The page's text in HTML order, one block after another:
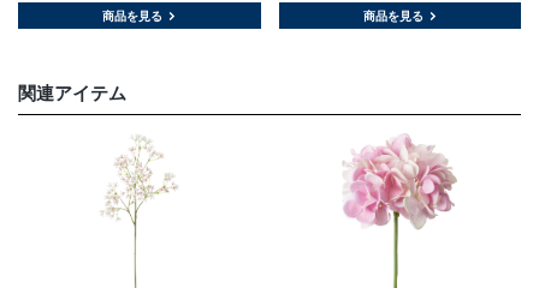
商品を見る 商品を見る
関連アイテム